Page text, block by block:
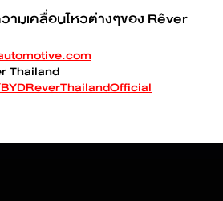
ามเคลื่อนไหวต่างๆของ Rêver
Thailand